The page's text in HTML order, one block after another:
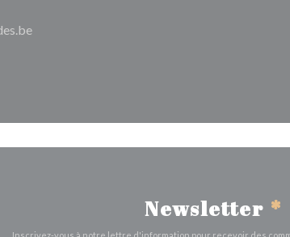
((ouvre une nouvelle fenêtre))
Newsletter *